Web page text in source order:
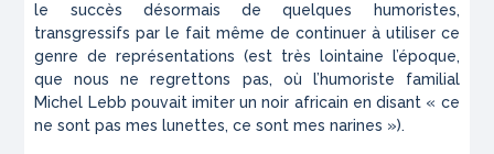
le succès désormais de quelques humoristes,
transgressifs par le fait même de continuer à utiliser ce
genre de représentations (est très lointaine l’époque,
que nous ne regrettons pas, où l’humoriste familial
Michel Lebb pouvait imiter un noir africain en disant « ce
ne sont pas mes lunettes, ce sont mes narines »).